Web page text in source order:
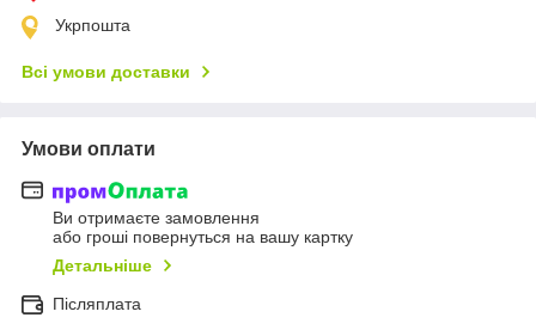
Укрпошта
Всі умови доставки
Умови оплати
Ви отримаєте замовлення
або гроші повернуться на вашу картку
Детальніше
Післяплата